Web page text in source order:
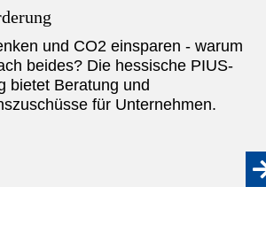
und CO2 einsparen - warum
beides? Die hessische PIUS-
bietet Beratung und
für Unternehmen.